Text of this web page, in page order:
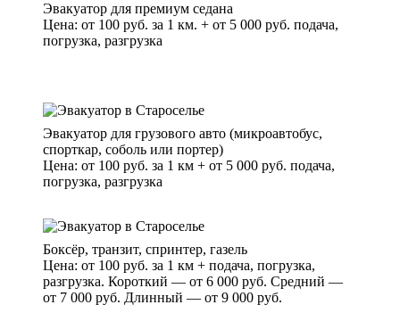
Эвакуатор для премиум седана
Цена: от 100 руб. за 1 км. + от 5 000 руб. подача,
погрузка, разгрузка
Эвакуатор для грузового авто (микроавтобус,
спорткар, соболь или портер)
Цена: от 100 руб. за 1 км + от 5 000 руб. подача,
погрузка, разгрузка
Боксёр, транзит, спринтер, газель
Цена: от 100 руб. за 1 км + подача, погрузка,
разгрузка. Короткий — от 6 000 руб. Средний —
от 7 000 руб. Длинный — от 9 000 руб.